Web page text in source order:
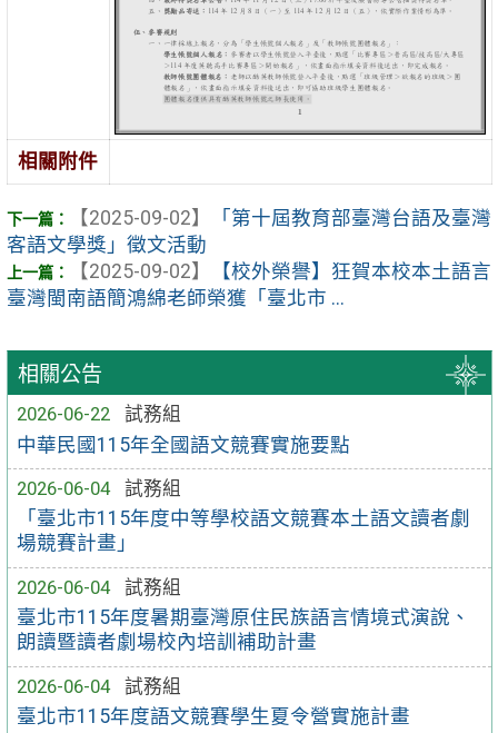
相關公告
2026-06-22
試務組
中華民國115年全國語文競賽實施要點
2026-06-04
試務組
「臺北市115年度中等學校語文競賽本土語文讀者劇
場競賽計畫」
2026-06-04
試務組
臺北市115年度暑期臺灣原住民族語言情境式演說、
朗讀暨讀者劇場校內培訓補助計畫
2026-06-04
試務組
臺北市115年度語文競賽學生夏令營實施計畫
相關附件
【2025-09-02】
「第十屆教育部臺灣台語及臺灣
客語文學獎」徵文活動
【2025-09-02】
【校外榮譽】狂賀本校本土語言
臺灣閩南語簡鴻綿老師榮獲「臺北市 ...